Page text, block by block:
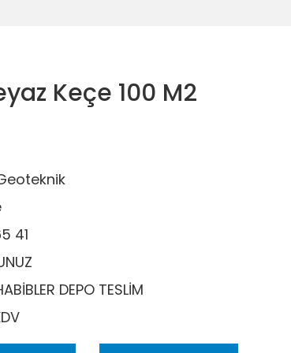
Keçe 100 M2
41
DEPO TESLİM